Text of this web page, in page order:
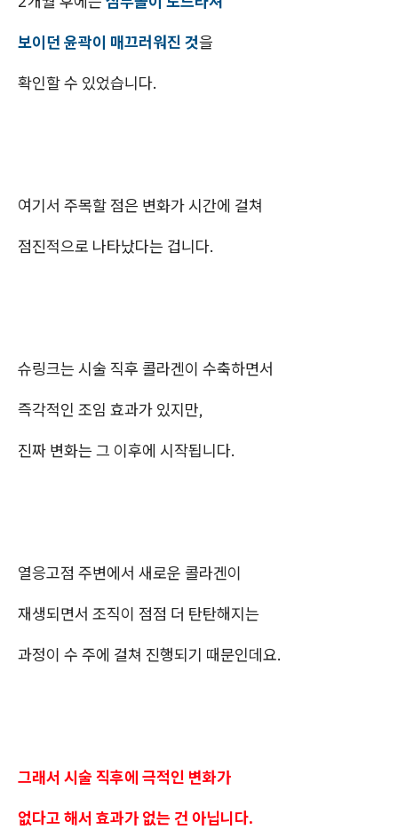
보이던 윤곽이 매끄러워진 것을
확인할 수 있었습니다.
여기서 주목할 점은 변화가 시간에 걸쳐
점진적으로 나타났다는 겁니다.
슈링크는 시술 직후 콜라겐이 수축하면서
즉각적인 조임 효과가 있지만,
진짜 변화는 그 이후에 시작됩니다.
열응고점 주변에서 새로운 콜라겐이
재생되면서 조직이 점점 더 탄탄해지는
과정이 수 주에 걸쳐 진행되기 때문인데요.
그래서 시술 직후에 극적인 변화가
없다고 해서 효과가 없는 건 아닙니다.